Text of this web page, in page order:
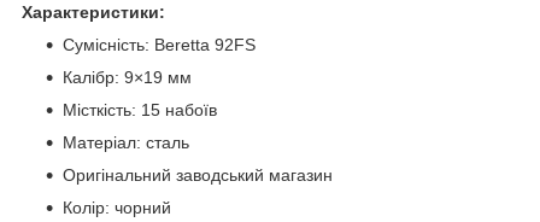
Характеристики:
Сумісність: Beretta 92FS
Калібр: 9×19 мм
Місткість: 15 набоїв
Матеріал: сталь
Оригінальний заводський магазин
Колір: чорний